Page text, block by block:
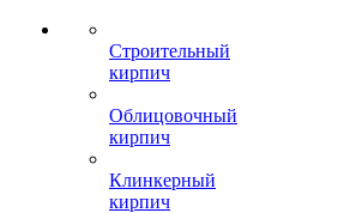
Строительный
кирпич
Облицовочный
кирпич
Клинкерный
кирпич